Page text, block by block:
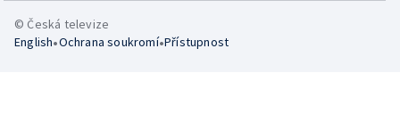
© Česká televize
English•Ochrana soukromí•Přístupnost